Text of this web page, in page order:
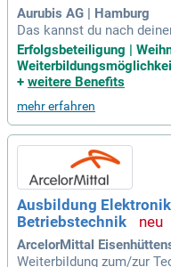
Aurubis AG | Hamburg
Das kannst du nach
ng zum staatlich
gsmöglichkeit;
tung Metall (m/w/d):
Erfolgsbeteiligung |
+ weitere Benefits
mehr erfahren
Ausbildung
Betriebstechnik
ArcelorMittal
Weiterbildung zum/zur